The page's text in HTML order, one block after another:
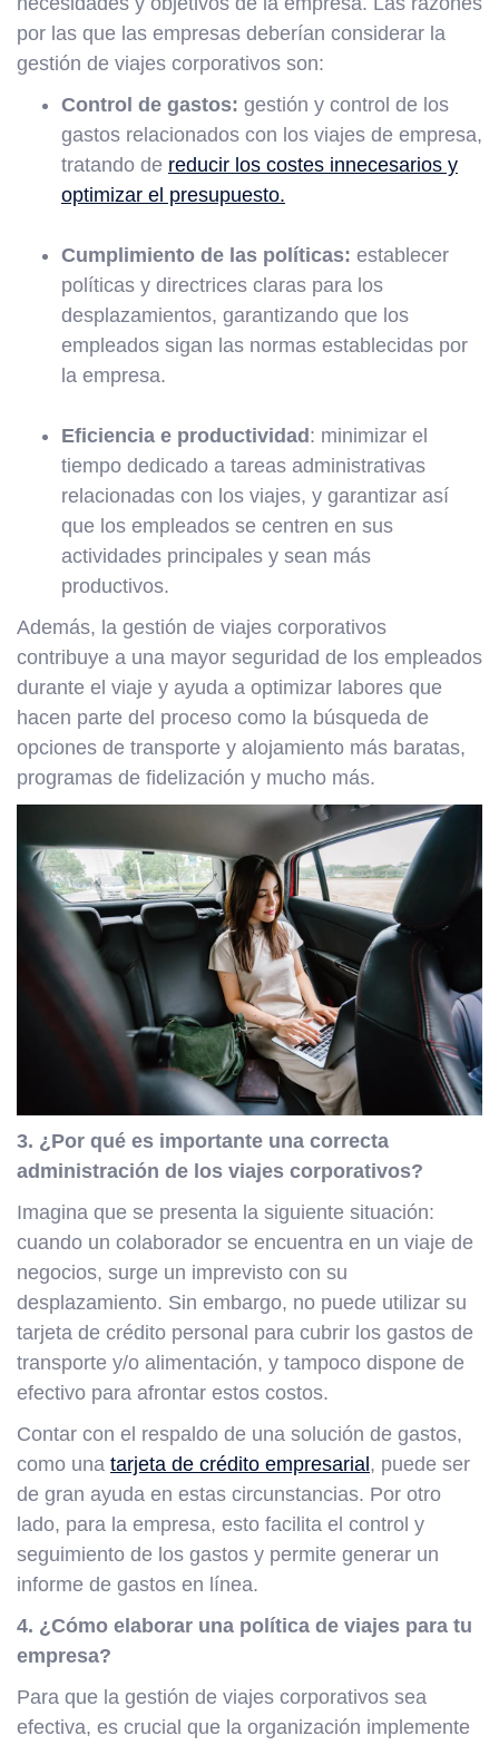
por las que las empresas deberían considerar la
gestión de viajes corporativos son:
Control de gastos: gestión y control de los
gastos relacionados con los viajes de empresa,
tratando de reducir los costes innecesarios y
optimizar el presupuesto.
Cumplimiento de las políticas: establecer
políticas y directrices claras para los
desplazamientos, garantizando que los
empleados sigan las normas establecidas por
la empresa.
Eficiencia e productividad : minimizar el
tiempo dedicado a tareas administrativas
relacionadas con los viajes, y garantizar así
que los empleados se centren en sus
actividades principales y sean más
productivos.
Además, la gestión de viajes corporativos
contribuye a una mayor seguridad de los empleados
durante el viaje y ayuda a optimizar labores que
hacen parte del proceso como la búsqueda de
opciones de transporte y alojamiento más baratas,
programas de fidelización y mucho más.
3. ¿Por qué es importante una correcta
administración de los viajes corporativos?
Imagina que se presenta la siguiente situación:
cuando un colaborador se encuentra en un viaje de
negocios, surge un imprevisto con su
desplazamiento. Sin embargo, no puede utilizar su
tarjeta de crédito personal para cubrir los gastos de
transporte y/o alimentación, y tampoco dispone de
efectivo para afrontar estos costos.
Contar con el respaldo de una solución de gastos,
como una tarjeta de crédito empresarial , puede ser
de gran ayuda en estas circunstancias. Por otro
lado, para la empresa, esto facilita el control y
seguimiento de los gastos y permite generar un
informe de gastos en línea.
4. ¿Cómo elaborar una política de viajes para tu
empresa?
Para que la gestión de viajes corporativos sea
efectiva, es crucial que la organización implemente